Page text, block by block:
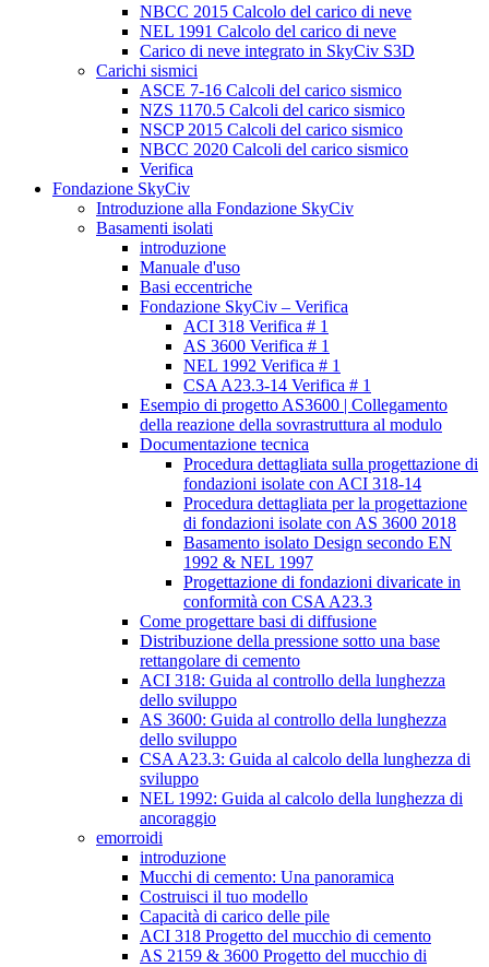
NBCC 2015 Calcolo del carico di neve
NEL 1991 Calcolo del carico di neve
Carico di neve integrato in SkyCiv S3D
Carichi sismici
ASCE 7-16 Calcoli del carico sismico
NZS 1170.5 Calcoli del carico sismico
NSCP 2015 Calcoli del carico sismico
NBCC 2020 Calcoli del carico sismico
Verifica
Fondazione SkyCiv
Introduzione alla Fondazione SkyCiv
Basamenti isolati
introduzione
Manuale d'uso
Basi eccentriche
Fondazione SkyCiv – Verifica
ACI 318 Verifica # 1
AS 3600 Verifica # 1
NEL 1992 Verifica # 1
CSA A23.3-14 Verifica # 1
Esempio di progetto AS3600 | Collegamento
della reazione della sovrastruttura al modulo
Documentazione tecnica
Procedura dettagliata sulla progettazione di
fondazioni isolate con ACI 318-14
Procedura dettagliata per la progettazione
di fondazioni isolate con AS 3600 2018
Basamento isolato Design secondo EN
1992 & NEL 1997
Progettazione di fondazioni divaricate in
conformità con CSA A23.3
Come progettare basi di diffusione
Distribuzione della pressione sotto una base
rettangolare di cemento
ACI 318: Guida al controllo della lunghezza
dello sviluppo
AS 3600: Guida al controllo della lunghezza
dello sviluppo
CSA A23.3: Guida al calcolo della lunghezza di
sviluppo
NEL 1992: Guida al calcolo della lunghezza di
ancoraggio
emorroidi
introduzione
Mucchi di cemento: Una panoramica
Costruisci il tuo modello
Capacità di carico delle pile
ACI 318 Progetto del mucchio di cemento
AS 2159 & 3600 Progetto del mucchio di